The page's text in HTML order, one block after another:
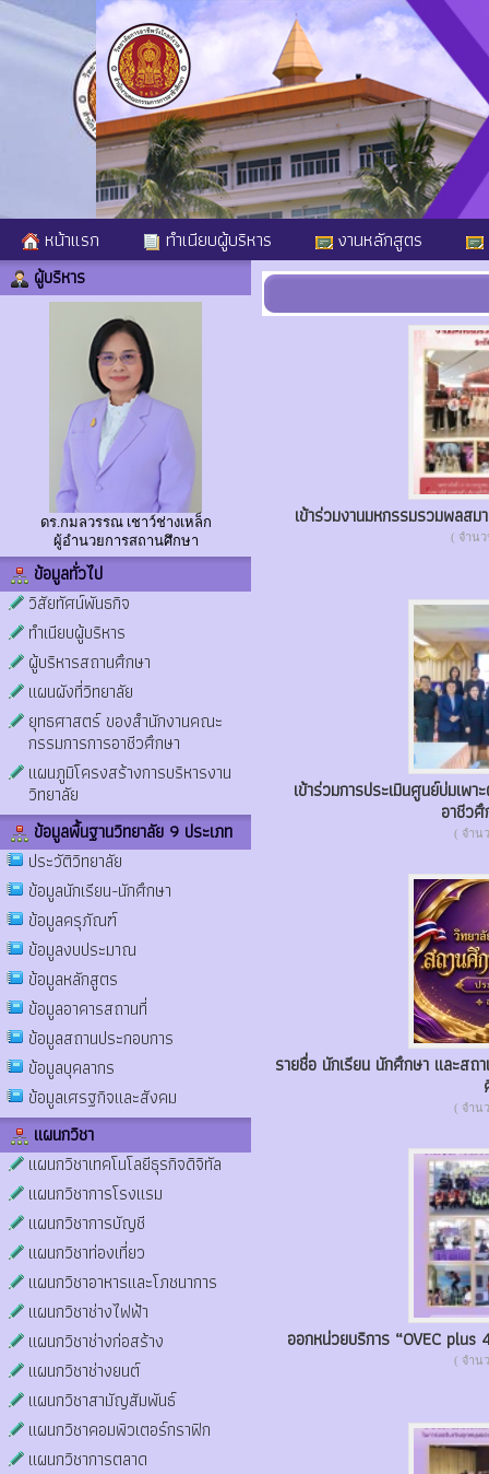
หน้าแรก ทำเนียบผู้บริหาร งานหลักสูตร
ผู้บริหาร
ดร.กมลวรรณ เชาว์ช่างเหล็ก
ผู้อำนวยการสถานศึกษา
ข้อมูลทั่วไป
วิสัยทัศน์พันธกิจ
ทำเนียบผู้บริหาร
ผู้บริหารสถานศึกษา
แผนผังที่วิทยาลัย
ยุทธศาสตร์ ของสำนักงานคณะ
กรรมการการอาชีวศึกษา
แผนภูมิโครงสร้างการบริหารงาน
วิทยาลัย
ข้อมูลพื้นฐานวิทยาลัย 9 ประเภท
ประวัติวิทยาลัย
ข้อมูลนักเรียน-นักศึกษา
ข้อมูลครุภัณฑ์
ข้อมูลงบประมาณ
ข้อมูลหลักสูตร
ข้อมูลอาคารสถานที่
ข้อมูลสถานประกอบการ
ข้อมูลบุคลากร
ข้อมูลเศรฐกิจและสังคม
แผนกวิชา
แผนกวิชาเทคโนโลยีธุรกิจดิจิทัล
แผนกวิชาการโรงแรม
แผนกวิชาการบัญชี
แผนกวิชาท่องเที่ยว
แผนกวิชาอาหารและโภชนาการ
แผนกวิชาช่างไฟฟ้า
แผนกวิชาช่างก่อสร้าง
แผนกวิชาช่างยนต์
แผนกวิชาสามัญสัมพันธ์
แผนกวิชาคอมพิวเตอร์กราฟิก
แผนกวิชาการตลาด
เข้าร่วมงานมหกรรมรวมพลสม
( จำนว
เข้าร่วมการประเมินศูนย์บ่มเพ
อาชีว
( จำน
รายชื่อ นักเรียน นักศึกษา และสถ
( จำน
ออกหน่วยบริการ “OVEC plus
( จำน